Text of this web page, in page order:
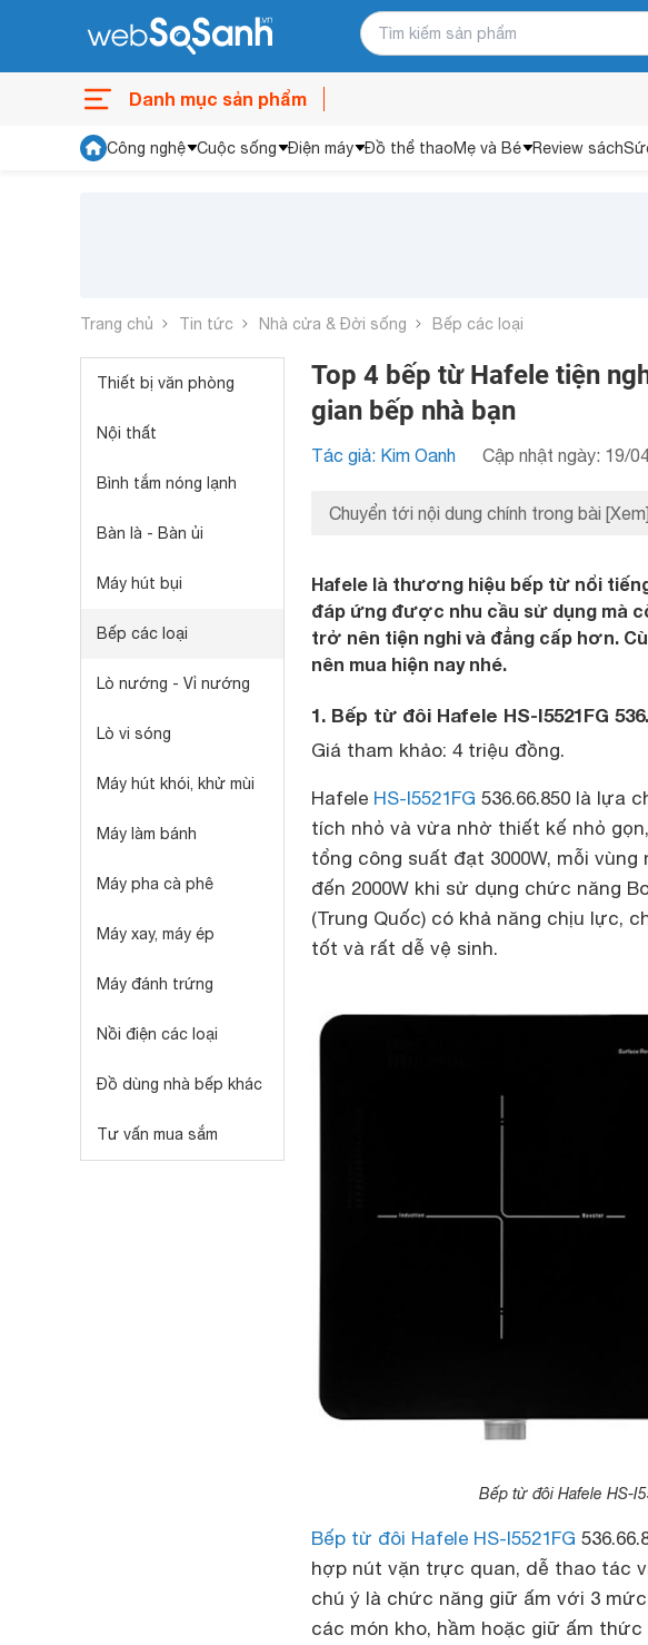
Danh mục sản phẩm
Công nghệ Cuộc sống Điện máy Đồ thể thaoMẹ và Bé Review sách
Trang chủ Tin tức Nhà cửa & Đời sống Bếp các loại
Thiết bị văn phòng
Nội thất
Bình tắm nóng lạnh
Bàn là - Bàn ủi
Máy hút bụi
Bếp các loại
Lò nướng - Vỉ nướng
Lò vi sóng
Máy hút khói, khử mùi
Máy làm bánh
Máy pha cà phê
Máy xay, máy ép
Máy đánh trứng
Nồi điện các loại
Đồ dùng nhà bếp khác
Tư vấn mua sắm
Top 4 bếp từ Hafele tiện
gian bếp nhà bạn
Tác giả: Kim Oanh Cập nhật ngày: 19/
Chuyển tới nội dung chính trong bài [Xem]
Hafele là thương hiệu bếp từ nổi
đáp ứng được nhu cầu sử dụng mà
trở nên tiện nghi và đẳng cấp hơn.
nên mua hiện nay nhé.
1. Bếp từ đôi Hafele HS-I5521FG
Giá tham khảo: 4 triệu đồng.
Hafele HS-I5521FG 536.66.850 là lựa
tích nhỏ và vừa nhờ thiết kế nhỏ
tổng công suất đạt 3000W, mỗi
đến 2000W khi sử dụng chức năng
(Trung Quốc) có khả năng chịu lực,
tốt và rất dễ vệ sinh.
Bếp từ đôi Hafele HS-
Bếp từ đôi Hafele HS-I5521FG
hợp nút vặn trực quan, dễ thao tác
chú ý là chức năng giữ ấm với 3 mức
các món kho, hầm hoặc giữ ấm